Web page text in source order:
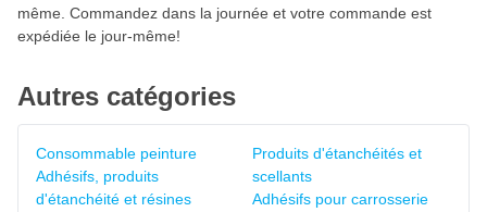
même. Commandez dans la journée et votre commande est
expédiée le jour-même!
Autres catégories
Consommable peinture
Adhésifs, produits
d'étanchéité et résines
Produits d'étanchéités et
scellants
Adhésifs pour carrosserie